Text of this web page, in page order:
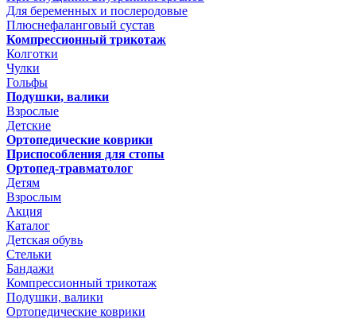
Для беременных и послеродовые
Плюснефаланговый сустав
Компрессионный трикотаж
Колготки
Чулки
Гольфы
Подушки, валики
Взрослые
Детские
Ортопедические коврики
Приспособления для стопы
Ортопед-травматолог
Детям
Взрослым
Акция
Каталог
Детская обувь
Стельки
Бандажи
Компрессионный трикотаж
Подушки, валики
Ортопедические коврики